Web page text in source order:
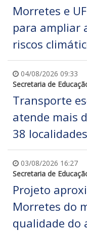
Morretes e
para ampliar
riscos
04/08/2026 09:33
Secretaria de
Transporte
atende mais
38 localidades
03/08/2026 16:27
Secretaria de
Projeto
Morretes do
qualidade do